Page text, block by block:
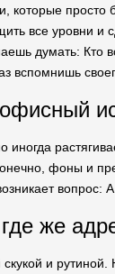
которые просто
все уровни и
думать:
вспомнишь
иногда
фоны и
же
и рутиной.